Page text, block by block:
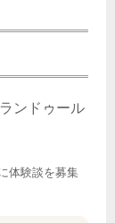
ンドゥール
体験談を募集